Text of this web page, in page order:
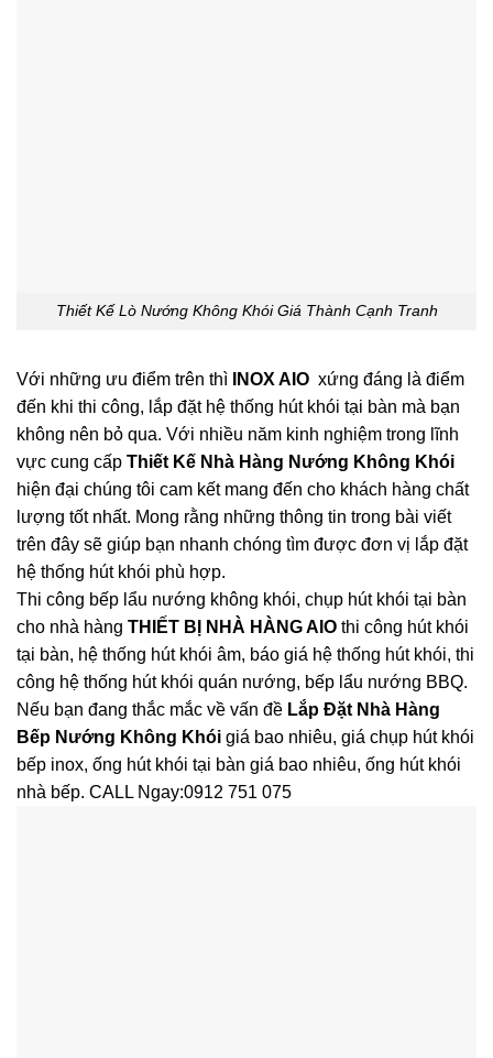
Thiết Kế Lò Nướng Không Khói Giá Thành Cạnh Tranh
Với những ưu điểm trên thì INOX AIO xứng đáng là điểm
đến khi thi công, lắp đặt hệ thống hút khói tại bàn mà bạn
không nên bỏ qua. Với nhiều năm kinh nghiệm trong lĩnh
vực cung cấp Thiết Kế Nhà Hàng Nướng Không Khói
hiện đại chúng tôi cam kết mang đến cho khách hàng chất
lượng tốt nhất. Mong rằng những thông tin trong bài viết
trên đây sẽ giúp bạn nhanh chóng tìm được đơn vị lắp đặt
hệ thống hút khói phù hợp.
Thi công bếp lẩu nướng không khói, chụp hút khói tại bàn
cho nhà hàng THIẾT BỊ NHÀ HÀNG AIO thi công hút khói
tại bàn, hệ thống hút khói âm, báo giá hệ thống hút khói, thi
công hệ thống hút khói quán nướng, bếp lẩu nướng BBQ.
Nếu bạn đang thắc mắc về vấn đề Lắp Đặt Nhà Hàng
Bếp Nướng Không Khói giá bao nhiêu, giá chụp hút khói
bếp inox, ống hút khói tại bàn giá bao nhiêu, ống hút khói
nhà bếp. CALL Ngay:0912 751 075